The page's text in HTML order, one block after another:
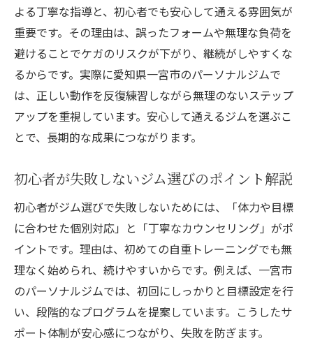
よる丁寧な指導と、初心者でも安心して通える雰囲気が
重要です。その理由は、誤ったフォームや無理な負荷を
避けることでケガのリスクが下がり、継続がしやすくな
るからです。実際に愛知県一宮市のパーソナルジムで
は、正しい動作を反復練習しながら無理のないステップ
アップを重視しています。安心して通えるジムを選ぶこ
とで、長期的な成果につながります。
初心者が失敗しないジム選びのポイント解説
初心者がジム選びで失敗しないためには、「体力や目標
に合わせた個別対応」と「丁寧なカウンセリング」がポ
イントです。理由は、初めての自重トレーニングでも無
理なく始められ、続けやすいからです。例えば、一宮市
のパーソナルジムでは、初回にしっかりと目標設定を行
い、段階的なプログラムを提案しています。こうしたサ
ポート体制が安心感につながり、失敗を防ぎます。